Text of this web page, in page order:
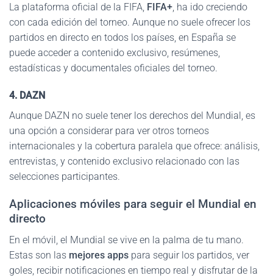
La plataforma oficial de la FIFA, FIFA+ , ha ido creciendo
con cada edición del torneo. Aunque no suele ofrecer los
partidos en directo en todos los países, en España se
puede acceder a contenido exclusivo, resúmenes,
estadísticas y documentales oficiales del torneo.
4. DAZN
Aunque DAZN no suele tener los derechos del Mundial, es
una opción a considerar para ver otros torneos
internacionales y la cobertura paralela que ofrece: análisis,
entrevistas, y contenido exclusivo relacionado con las
selecciones participantes.
Aplicaciones móviles para seguir el Mundial en
directo
En el móvil, el Mundial se vive en la palma de tu mano.
Estas son las mejores apps para seguir los partidos, ver
goles, recibir notificaciones en tiempo real y disfrutar de la